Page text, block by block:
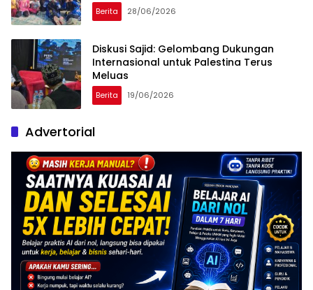
Berita 28/06/2026
Diskusi Sajid: Gelombang Dukungan
Internasional untuk Palestina Terus
Meluas
Berita 19/06/2026
Advertorial